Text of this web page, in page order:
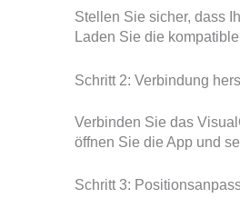
Stellen Sie sicher, dass
Laden Sie die
Schritt 2: Verbindung
Verbinden Sie das
öffnen Sie die App und
Schritt 3: